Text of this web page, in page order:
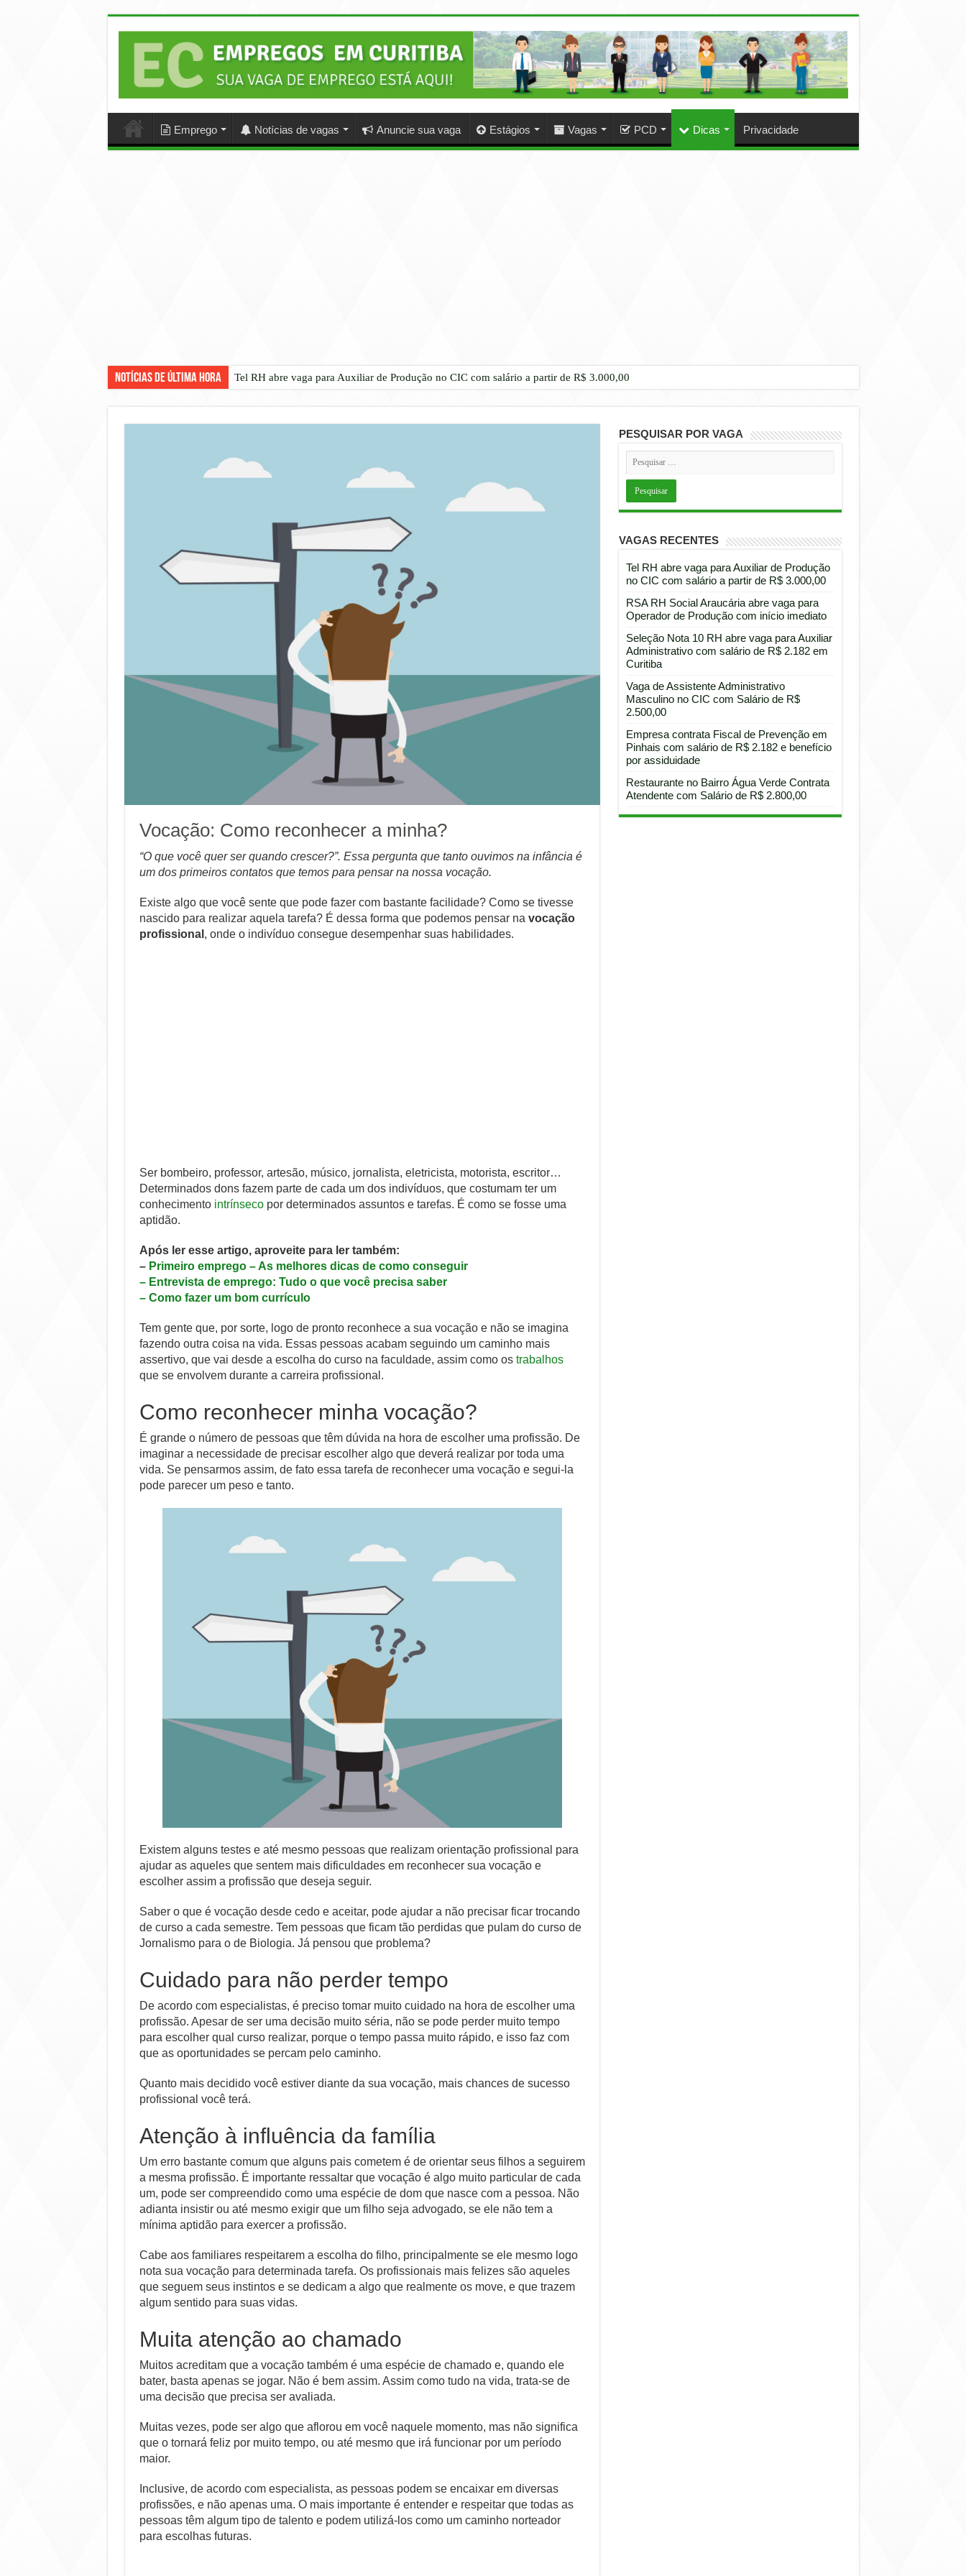
Emprego Notícias de vagas Anuncie sua vaga Estágios Vagas PCD Dicas Privacidade
Notícias de Última Hora Tel RH abre vaga para Auxiliar de Produção no CIC com salário a partir de R$ 3.000,00
Vocação: Como reconhecer a minha?
“O que você quer ser quando crescer?”. Essa pergunta que tanto ouvimos na infância é
um dos primeiros contatos que temos para pensar na nossa vocação.
Existe algo que você sente que pode fazer com bastante facilidade? Como se tivesse
nascido para realizar aquela tarefa? É dessa forma que podemos pensar na vocação
profissional , onde o indivíduo consegue desempenhar suas habilidades.
Ser bombeiro, professor, artesão, músico, jornalista, eletricista, motorista, escritor…
Determinados dons fazem parte de cada um dos indivíduos, que costumam ter um
conhecimento intrínsecopor determinados assuntos e tarefas. É como se fosse uma
aptidão.
Após ler esse artigo, aproveite para ler também:
– Primeiro emprego – As melhores dicas de como conseguir
– Entrevista de emprego: Tudo o que você precisa saber
– Como fazer um bom currículo
Tem gente que, por sorte, logo de pronto reconhece a sua vocação e não se imagina
fazendo outra coisa na vida. Essas pessoas acabam seguindo um caminho mais
assertivo, que vai desde a escolha do curso na faculdade, assim como os trabalhos
que se envolvem durante a carreira profissional.
Como reconhecer minha vocação?
É grande o número de pessoas que têm dúvida na hora de escolher uma profissão. De
imaginar a necessidade de precisar escolher algo que deverá realizar por toda uma
vida. Se pensarmos assim, de fato essa tarefa de reconhecer uma vocação e segui-la
pode parecer um peso e tanto.
Existem alguns testes e até mesmo pessoas que realizam orientação profissional para
ajudar as aqueles que sentem mais dificuldades em reconhecer sua vocação e
escolher assim a profissão que deseja seguir.
Saber o que é vocação desde cedo e aceitar, pode ajudar a não precisar ficar trocando
de curso a cada semestre. Tem pessoas que ficam tão perdidas que pulam do curso de
Jornalismo para o de Biologia. Já pensou que problema?
Cuidado para não perder tempo
De acordo com especialistas, é preciso tomar muito cuidado na hora de escolher uma
profissão. Apesar de ser uma decisão muito séria, não se pode perder muito tempo
para escolher qual curso realizar, porque o tempo passa muito rápido, e isso faz com
que as oportunidades se percam pelo caminho.
Quanto mais decidido você estiver diante da sua vocação, mais chances de sucesso
profissional você terá.
Atenção à influência da família
Um erro bastante comum que alguns pais cometem é de orientar seus filhos a seguirem
a mesma profissão. É importante ressaltar que vocação é algo muito particular de cada
um, pode ser compreendido como uma espécie de dom que nasce com a pessoa. Não
adianta insistir ou até mesmo exigir que um filho seja advogado, se ele não tem a
mínima aptidão para exercer a profissão.
Cabe aos familiares respeitarem a escolha do filho, principalmente se ele mesmo logo
nota sua vocação para determinada tarefa. Os profissionais mais felizes são aqueles
que seguem seus instintos e se dedicam a algo que realmente os move, e que trazem
algum sentido para suas vidas.
Muita atenção ao chamado
Muitos acreditam que a vocação também é uma espécie de chamado e, quando ele
bater, basta apenas se jogar. Não é bem assim. Assim como tudo na vida, trata-se de
uma decisão que precisa ser avaliada.
Muitas vezes, pode ser algo que aflorou em você naquele momento, mas não significa
que o tornará feliz por muito tempo, ou até mesmo que irá funcionar por um período
maior.
Inclusive, de acordo com especialista, as pessoas podem se encaixar em diversas
profissões, e não apenas uma. O mais importante é entender e respeitar que todas as
pessoas têm algum tipo de talento e podem utilizá-los como um caminho norteador
para escolhas futuras.
PESQUISAR POR VAGA
VAGAS RECENTES
Tel RH abre vaga para Auxiliar de Produção
no CIC com salário a partir de R$ 3.000,00
RSA RH Social Araucária abre vaga para
Operador de Produção com início imediato
Seleção Nota 10 RH abre vaga para Auxiliar
Administrativo com salário de R$ 2.182 em
Curitiba
Vaga de Assistente Administrativo
Masculino no CIC com Salário de R$
2.500,00
Empresa contrata Fiscal de Prevenção em
Pinhais com salário de R$ 2.182 e benefício
por assiduidade
Restaurante no Bairro Água Verde Contrata
Atendente com Salário de R$ 2.800,00